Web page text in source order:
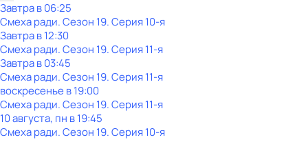
Завтра в 06:25
Смеха ради. Сезон 19. Серия 10-я
Завтра в 12:30
Смеха ради. Сезон 19. Серия 11-я
Завтра в 03:45
Смеха ради. Сезон 19. Серия 11-я
воскресенье в19:00
Смеха ради. Сезон 19. Серия 11-я
10 августа, пн в 19:45
Смеха ради. Сезон 19. Серия 10-я